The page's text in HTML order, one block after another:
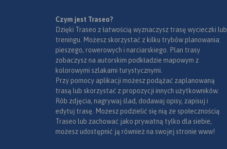
Czym jest Traseo?
Dzięki Traseo z łatwością wyznaczysz trasę wycieczki lub
treningu. Możesz skorzystać z kilku trybów planowania:
pieszego, rowerowych i narciarskiego. Plan trasy
zobaczysz na autorskim podkładzie mapowym z
kolorowymi szlakami turystycznymi.
Przy pomocy aplikacji możesz podążać zaplanowaną
trasą lub skorzystać z propozycji innych użytkowników.
Rób zdjęcia, nagrywaj ślad, dodawaj opisy, zapisuj i
edytuj trasę. Możesz podzielić się nią ze społecznością
Traseo lub zachować jako prywatną tylko dla siebie,
możesz udostępnić ją również na swojej stronie www!